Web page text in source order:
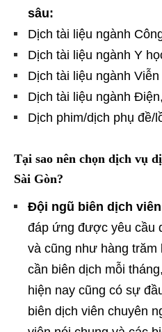
sâu:
Dịch tài liệu ngành
Dịch tài liệu ngành Y
Dịch tài liệu ngành Viễn
Dịch tài liệu ngành
Dịch phim/dịch phụ đề/
Tại sao nên chọn dịch vụ
Sài Gòn?
Đội ngũ biên dịch
đáp ứng được yêu cầu
và cũng như hàng
cần biên dịch mỗi
hiện nay cũng có sự
biên dịch viên chuyên